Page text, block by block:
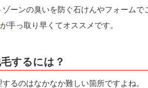
ゾーンの臭いを防ぐ石けんやフォーム
が手っ取り早くてオススメです。
するには？
するのはなかなか難しい箇所ですよね。